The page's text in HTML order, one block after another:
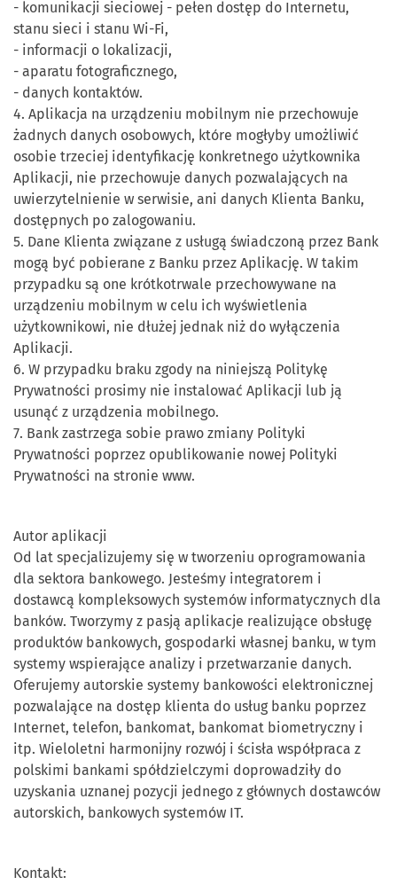
- komunikacji sieciowej - pełen dostęp do Internetu,
stanu sieci i stanu Wi-Fi,
- informacji o lokalizacji,
- aparatu fotograficznego,
- danych kontaktów.
4. Aplikacja na urządzeniu mobilnym nie przechowuje
żadnych danych osobowych, które mogłyby umożliwić
osobie trzeciej identyfikację konkretnego użytkownika
Aplikacji, nie przechowuje danych pozwalających na
uwierzytelnienie w serwisie, ani danych Klienta Banku,
dostępnych po zalogowaniu.
5. Dane Klienta związane z usługą świadczoną przez Bank
mogą być pobierane z Banku przez Aplikację. W takim
przypadku są one krótkotrwale przechowywane na
urządzeniu mobilnym w celu ich wyświetlenia
użytkownikowi, nie dłużej jednak niż do wyłączenia
Aplikacji.
6. W przypadku braku zgody na niniejszą Politykę
Prywatności prosimy nie instalować Aplikacji lub ją
usunąć z urządzenia mobilnego.
7. Bank zastrzega sobie prawo zmiany Polityki
Prywatności poprzez opublikowanie nowej Polityki
Prywatności na stronie www.
Autor aplikacji
Od lat specjalizujemy się w tworzeniu oprogramowania
dla sektora bankowego. Jesteśmy integratorem i
dostawcą kompleksowych systemów informatycznych dla
banków. Tworzymy z pasją aplikacje realizujące obsługę
produktów bankowych, gospodarki własnej banku, w tym
systemy wspierające analizy i przetwarzanie danych.
Oferujemy autorskie systemy bankowości elektronicznej
pozwalające na dostęp klienta do usług banku poprzez
Internet, telefon, bankomat, bankomat biometryczny i
itp. Wieloletni harmonijny rozwój i ścisła współpraca z
polskimi bankami spółdzielczymi doprowadziły do
uzyskania uznanej pozycji jednego z głównych dostawców
autorskich, bankowych systemów IT.
Kontakt: